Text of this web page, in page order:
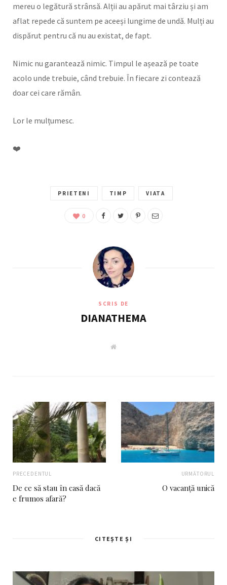
mereu o legătură strânsă. Alții au apărut mai târziu și am
aflat repede că suntem pe aceeși lungime de undă. Mulți au
dispărut pentru că nu au existat, de fapt.
Nimic nu garantează nimic. Timpul le așează pe toate
acolo unde trebuie, când trebuie. În fiecare zi contează
doar cei care rămân.
Lor le mulțumesc.
❤️
PRIETENI TIMP VIATA
0
SCRIS DE
DIANATHEMA
W
PRECEDENTUL
De ce să stau în casă dacă
e frumos afară?
URMĂTORUL
O vacanță unică
CITEȘTE ȘI